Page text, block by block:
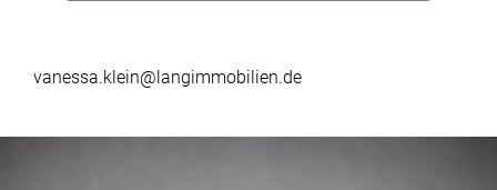
vanessa.klein@langimmobilien.de